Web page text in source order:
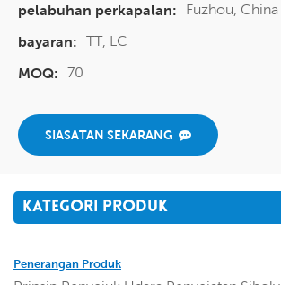
pelabuhan perkapalan:
Fuzhou, China
bayaran: TT, LC
MOQ: 70
SIASATAN SEKARANG
KATEGORI PRODUK
Penerangan Produk